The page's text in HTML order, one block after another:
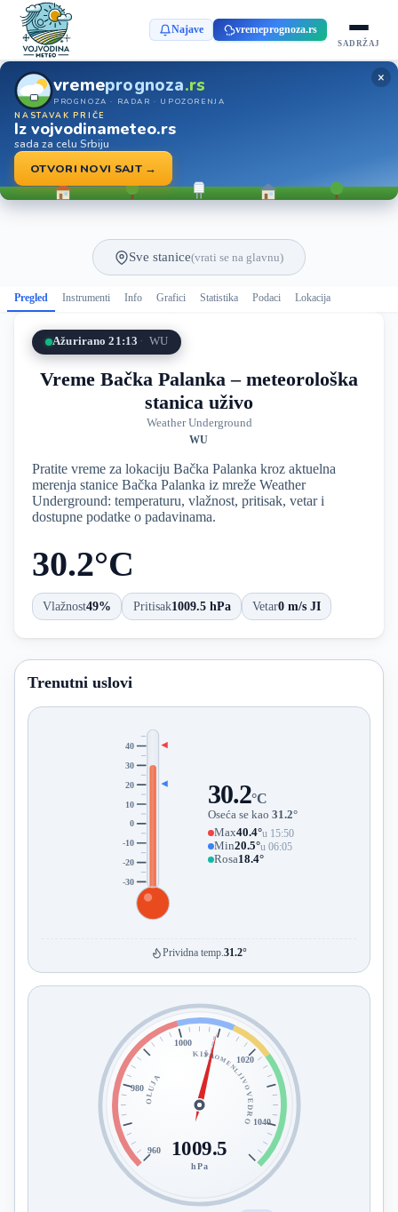
Najave vremeprognoza.rs
SADRŽAJ
vremeprognoza.rs
PROGNOZA · RADAR · UPOZORENJA
NASTAVAK PRIČE
Iz vojvodinameteo.rs
sada za celu Srbiju
OTVORI NOVI SAJT →
×
Sve stanice(vrati se na glavnu)
Pregled Instrumenti Info Grafici Statistika Podaci Lokacija
Ažurirano 21:13 WU
Vreme Bačka Palanka – meteorološka
stanica uživo
Weather Underground
WU
Pratite vreme za lokaciju Bačka Palanka kroz aktuelna
merenja stanice Bačka Palanka iz mreže Weather
Underground: temperaturu, vlažnost, pritisak, vetar i
dostupne podatke o padavinama.
30.2°C
Vlažnost49% Pritisak1009.5 hPa Vetar0 m/s JI
Trenutni uslovi
-30
-20
-10
0
10
20
30
40
30.2°C
Oseća se kao 31.2°
Max40.4°u 15:50
Min20.5°u 06:05
Rosa18.4°
Prividna temp.31.2°
960
980
1000
1020
1040
OLUJA
KIŠAPROMENLJIVO
VEDRO
1009.5
hPa